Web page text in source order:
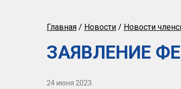
Главная / Новости / Новости
ЗАЯВЛЕНИЕ
24 июня 2023